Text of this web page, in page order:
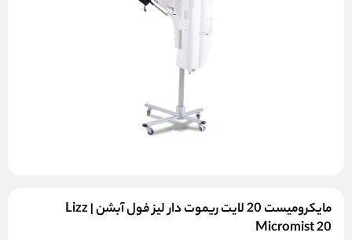
مایکرومیست 20 لایت ریموت دار لیز فول آبشن | Lizz
Micromist 20